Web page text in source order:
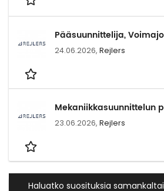
Pääsuunnittelija,
24.06.2026, Rejlers
Mekaniikkasuunnittelun
23.06.2026, Rejlers
Haluatko suosituksia